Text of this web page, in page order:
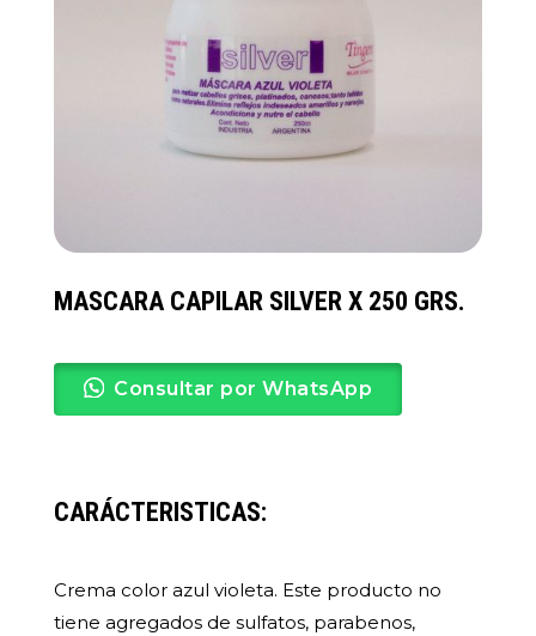
MASCARA CAPILAR SILVER X 250 GRS.
Consultar por WhatsApp
CARÁCTERISTICAS:
Crema color azul violeta. Este producto no
tiene agregados de sulfatos, parabenos,